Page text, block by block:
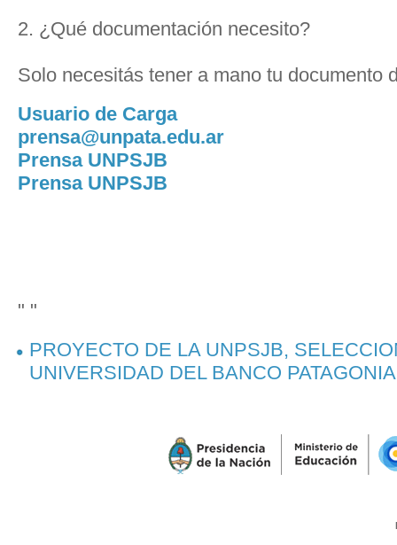
2. ¿Qué documentación necesito?
Solo necesitás tener a mano tu documento
Usuario de Carga
prensa@unpata.edu.ar
Prensa UNPSJB
Prensa UNPSJB
" "
PROYECTO DE LA UNPSJB,
UNIVERSIDAD DEL BANCO PATAGONIA